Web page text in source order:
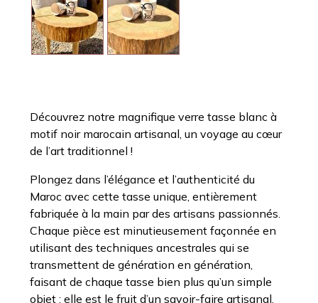
Découvrez notre magnifique verre tasse blanc à
motif noir marocain artisanal, un voyage au cœur
de l’art traditionnel !
Plongez dans l’élégance et l’authenticité du
Maroc avec cette tasse unique, entièrement
fabriquée à la main par des artisans passionnés.
Chaque pièce est minutieusement façonnée en
utilisant des techniques ancestrales qui se
transmettent de génération en génération,
faisant de chaque tasse bien plus qu’un simple
objet : elle est le fruit d’un savoir-faire artisanal.